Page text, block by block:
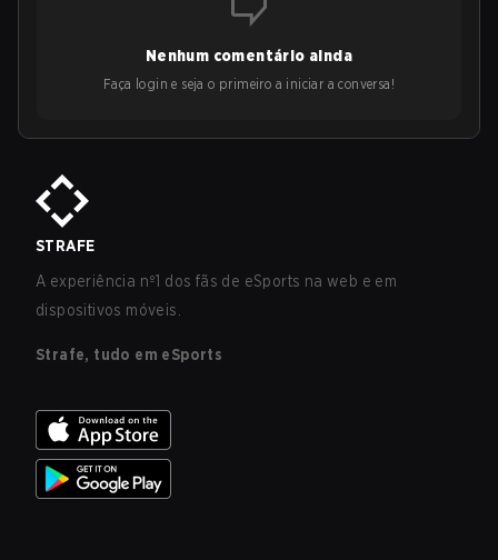
Nenhum comentário ainda
Faça login e seja o primeiro a iniciar a conversa!
STRAFE
A experiência nº1 dos fãs de eSports na web e em
dispositivos móveis.
Strafe, tudo em eSports